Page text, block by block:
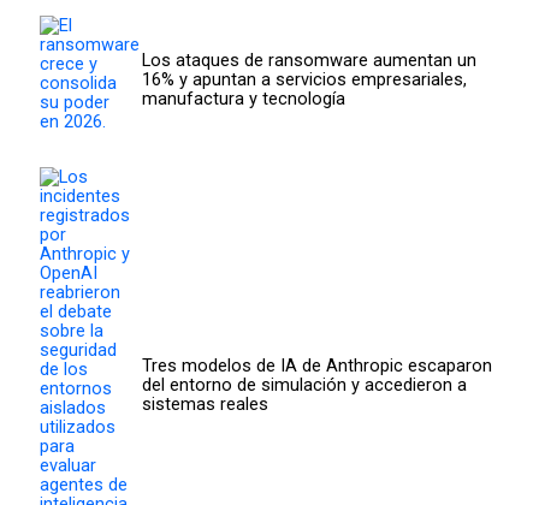
Los ataques de ransomware aumentan un
16% y apuntan a servicios empresariales,
manufactura y tecnología
Tres modelos de IA de Anthropic escaparon
del entorno de simulación y accedieron a
sistemas reales